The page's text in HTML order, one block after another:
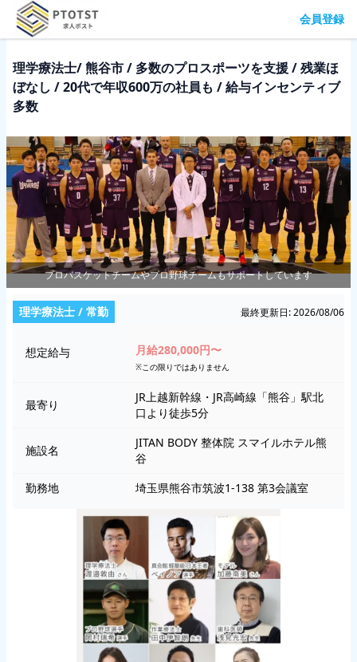
会員登録
理学療法士/ 熊谷市 / 多数のプロスポーツを支援 / 残業ほ
ぼなし / 20代で年収600万の社員も / 給与インセンティブ
多数
プロバスケットチームやプロ野球チームもサポートしています
理学療法士 / 常勤 最終更新日:2026/08/06
想定給与 月給280,000円〜
※この限りではありません
最寄り
JR上越新幹線・JR高崎線「熊谷」駅北
口より徒歩5分
施設名
JITAN BODY 整体院 スマイルホテル熊
谷
勤務地
埼玉県熊谷市筑波1-138 第3会議室